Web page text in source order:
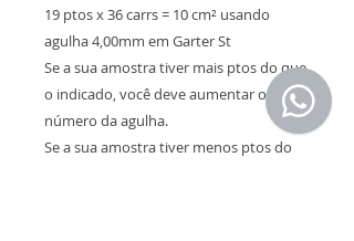
19 ptos x 36 carrs = 10 cm² usando
agulha 4,00mm em Garter St
Se a sua amostra tiver mais ptos do que
o indicado, você deve aumentar o
número da agulha.
Se a sua amostra tiver menos ptos do